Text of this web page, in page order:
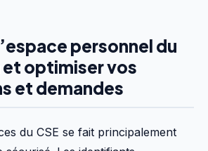
personnel du
et optimiser vos
et demandes
du CSE se fait principalement